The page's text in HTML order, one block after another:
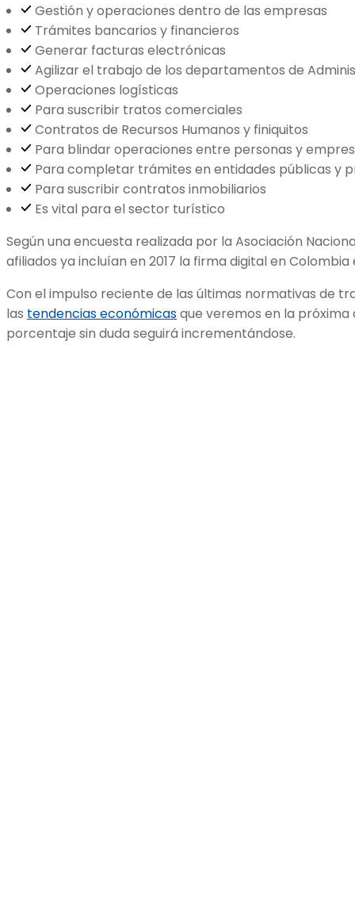
Gestión y operaciones dentro de las empresas
Trámites bancarios y financieros
Generar facturas electrónicas
Agilizar el trabajo de los departamentos de
Operaciones logísticas
Para suscribir tratos comerciales
Contratos de Recursos Humanos y finiquitos
Para blindar operaciones entre personas y
Para completar trámites en entidades públicas y
Para suscribir contratos inmobiliarios
Es vital para el sector turístico
Según una encuesta realizada por la Asociación
afiliados ya incluían en 2017 la firma digital en Colombia
Con el impulso reciente de las últimas normativas de
las tendencias económicasque veremos en la
porcentaje sin duda seguirá incrementándose.